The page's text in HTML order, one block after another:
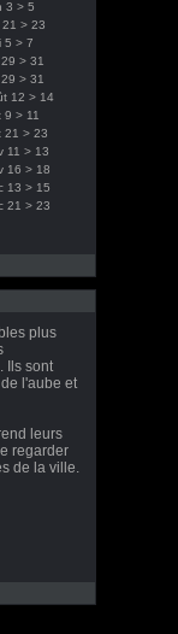
3 > 5
21 > 23
5 > 7
> 31
> 31
12 > 14
9 > 11
21 > 23
11 > 13
16 > 18
13 > 15
21 > 23
plus
Ils sont
l'aube et
leurs
regarder
de la ville.